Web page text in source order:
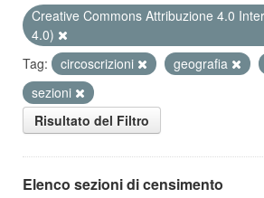
Creative Commons Attribuzione 4.0
4.0)
Tag:
circoscrizioni geografia
sezioni
Risultato del Filtro
Elenco sezioni di censimento